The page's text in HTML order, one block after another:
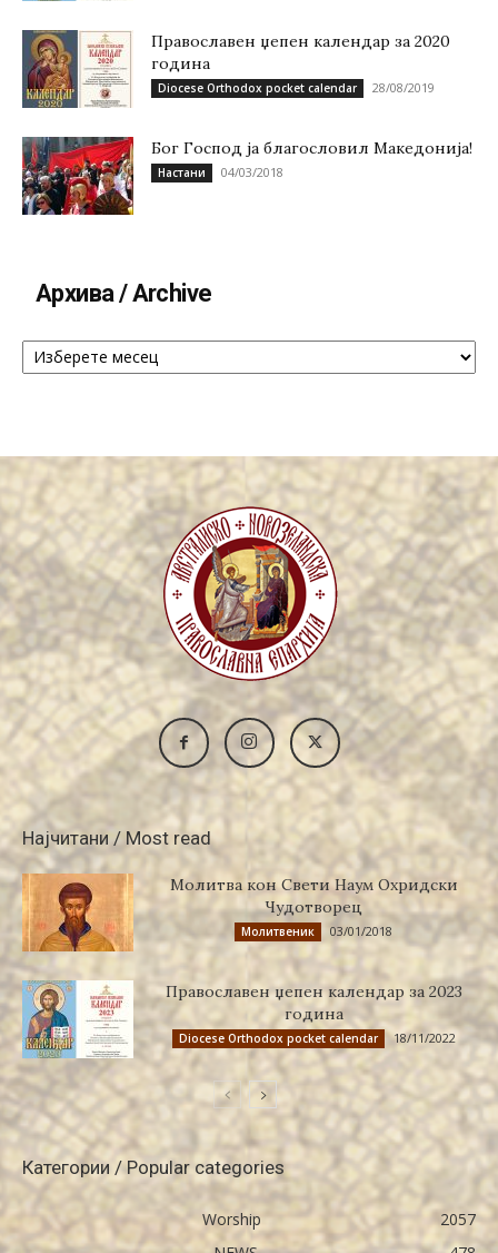
Православен џепен календар за 2020
година
Diocese Orthodox pocket calendar 28/08/2019
Бог Господ ја благословил Македонија!
Настани 04/03/2018
Архива / Archive
Архива
Најчитани / Most read
Молитва кон Свети Наум Охридски
Чудотворец
Молитвеник 03/01/2018
Православен џепен календар за 2023
година
Diocese Orthodox pocket calendar 18/11/2022
Категории / Popular categories
Worship
2057